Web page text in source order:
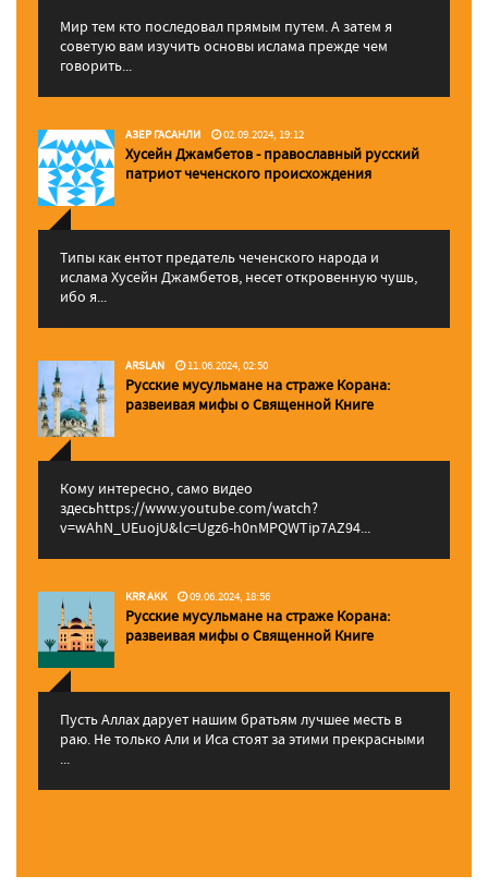
Мир тем кто последовал прямым путем. А затем я
советую вам изучить основы ислама прежде чем
говорить...
АЗЕР ГАСАНЛИ 02.09.2024, 19:12
Хусейн Джамбетов - православный русский
патриот чеченского происхождения
Типы как ентот предатель чеченского народа и
ислама Хусейн Джамбетов, несет откровенную чушь,
ибо я...
ARSLAN 11.06.2024, 02:50
Русские мусульмане на страже Корана:
pазвеивая мифы о Священной Книге
Кому интересно, само видео
здесьhttps://www.youtube.com/watch?
v=wAhN_UEuojU&lc=Ugz6-h0nMPQWTip7AZ94...
KRR AKK 09.06.2024, 18:56
Русские мусульмане на страже Корана:
pазвеивая мифы о Священной Книге
Пусть Аллах дарует нашим братьям лучшее месть в
раю. Не только Али и Иса стоят за этими прекрасными
...